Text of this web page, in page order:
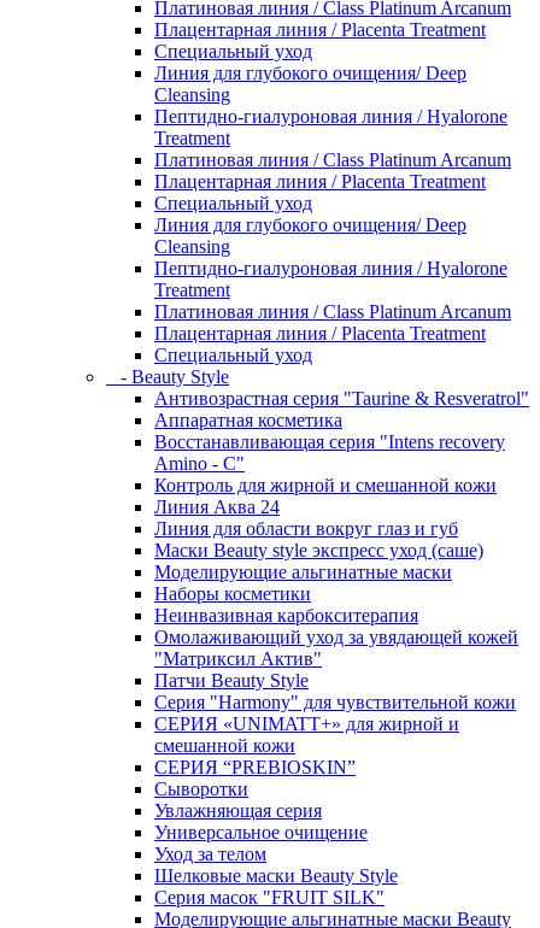
Платиновая линия / Class Platinum Arcanum
Плацентарная линия / Placenta Treatment
Специальный уход
Линия для глубокого очищения/ Deep
Cleansing
Пептидно-гиалуроновая линия / Hyalorone
Treatment
Платиновая линия / Class Platinum Arcanum
Плацентарная линия / Placenta Treatment
Специальный уход
Линия для глубокого очищения/ Deep
Cleansing
Пептидно-гиалуроновая линия / Hyalorone
Treatment
Платиновая линия / Class Platinum Arcanum
Плацентарная линия / Placenta Treatment
Специальный уход
- Beauty Style
Антивозрастная серия "Taurine & Resveratrol"
Аппаратная косметика
Восстанавливающая серия "Intens recovery
Amino - C"
Контроль для жирной и смешанной кожи
Линия Аква 24
Линия для области вокруг глаз и губ
Маски Beauty style экспресс уход (саше)
Моделирующие альгинатные маски
Наборы косметики
Неинвазивная карбокситерапия
Омолаживающий уход за увядающей кожей
"Матриксил Актив"
Патчи Beauty Style
Серия "Harmony" для чувствительной кожи
СЕРИЯ «UNIMATT+» для жирной и
смешанной кожи
СЕРИЯ “PREBIOSKIN”
Сыворотки
Увлажняющая серия
Универсальное очищение
Уход за телом
Шелковые маски Beauty Style
Серия масок "FRUIT SILK"
Моделирующие альгинатные маски Beauty